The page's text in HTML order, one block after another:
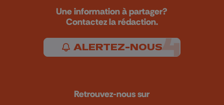
Une information à partager?
Contactez la rédaction.
ALERTEZ-NOUS
Retrouvez-nous sur